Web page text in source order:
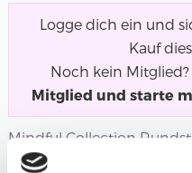
Logge dich ein und
Kauf
Noch kein Mitglied?
Mitglied und starte
Mindful Collection
nickelfrei und bestehen